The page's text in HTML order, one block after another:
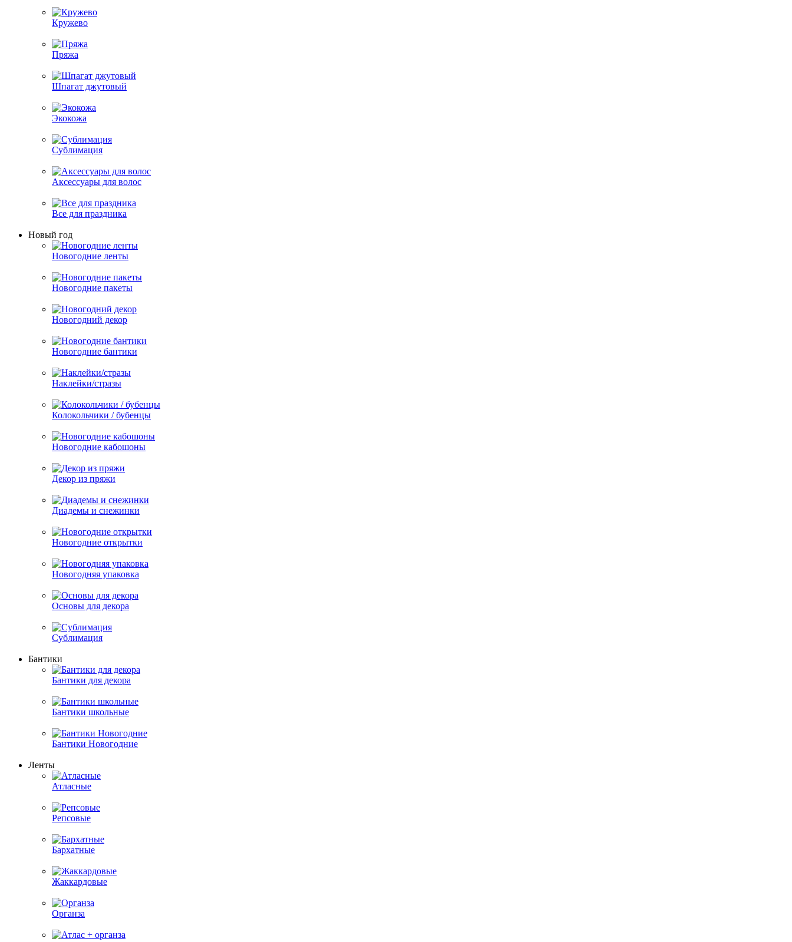
Кружево
Пряжа
Шпагат джутовый
Экокожа
Сублимация
Аксессуары для волос
Все для праздника
Новый год
Новогодние ленты
Новогодние пакеты
Новогодний декор
Новогодние бантики
Наклейки/стразы
Колокольчики / бубенцы
Новогодние кабошоны
Декор из пряжи
Диадемы и снежинки
Новогодние открытки
Новогодняя упаковка
Основы для декора
Сублимация
Бантики
Бантики для декора
Бантики школьные
Бантики Новогодние
Ленты
Атласные
Репсовые
Бархатные
Жаккардовые
Органза